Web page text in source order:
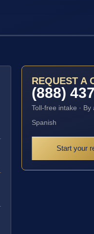
REQUEST A
(888)
Toll-free intake ·
Spanish
Start your